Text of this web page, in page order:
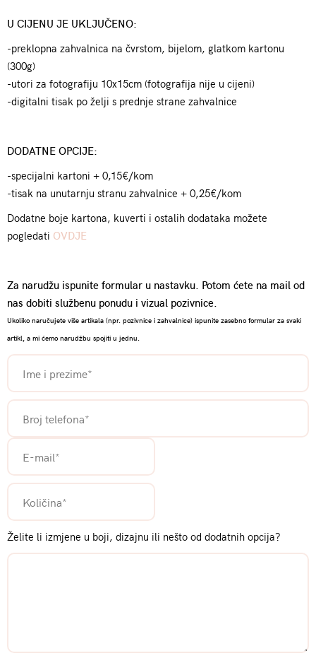
U CIJENU JE UKLJUČENO:
-preklopna zahvalnica na čvrstom, bijelom, glatkom kartonu
(300g)
-utori za fotografiju 10x15cm (fotografija nije u cijeni)
-digitalni tisak po želji s prednje strane zahvalnice
DODATNE OPCIJE:
-specijalni kartoni + 0,15€/kom
-tisak na unutarnju stranu zahvalnice + 0,25€/kom
Dodatne boje kartona, kuverti i ostalih dodataka možete
pogledati OVDJE
Za narudžu ispunite formular u nastavku. Potom ćete na mail od
nas dobiti službenu ponudu i vizual pozivnice.
Ukoliko naručujete više artikala (npr. pozivnice i zahvalnice) ispunite zasebno formular za svaki
artikl, a mi ćemo narudžbu spojiti u jednu.
Želite li izmjene u boji, dizajnu ili nešto od dodatnih opcija?